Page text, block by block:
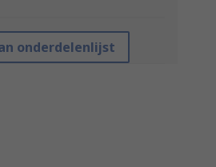
onderdelenlijst